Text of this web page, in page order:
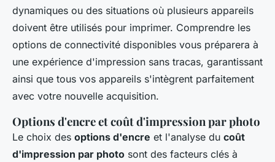
dynamiques ou des situations où plusieurs appareils
doivent être utilisés pour imprimer. Comprendre les
options de connectivité disponibles vous préparera à
une expérience d'impression sans tracas, garantissant
ainsi que tous vos appareils s'intègrent parfaitement
avec votre nouvelle acquisition.
Options d'encre et coût d'impression par photo
Le choix des options d'encre et l'analyse du coût
d'impression par photo sont des facteurs clés à